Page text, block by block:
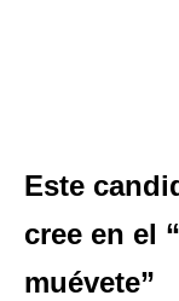
Este
cree en el
muévete”